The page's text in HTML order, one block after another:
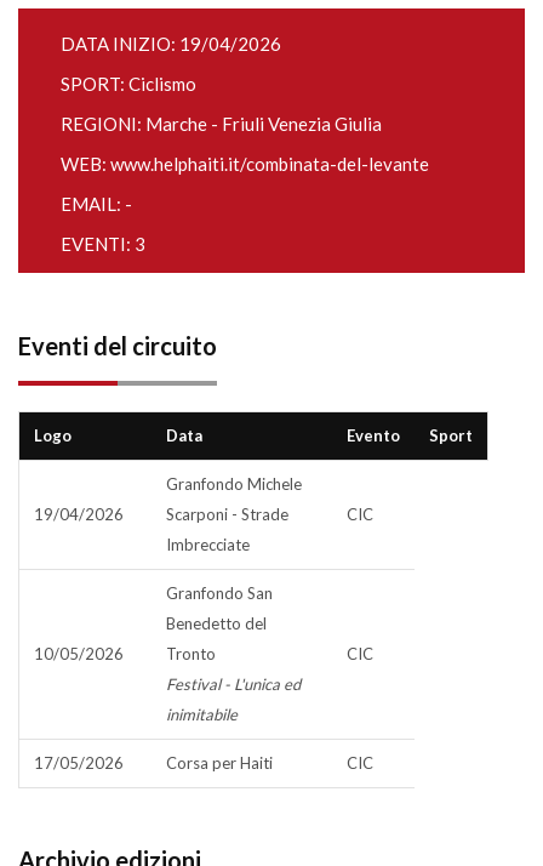
DATA INIZIO: 19/04/2026
SPORT: Ciclismo
REGIONI: Marche - Friuli Venezia Giulia
WEB: www.helphaiti.it/combinata-del-levante
EMAIL: -
EVENTI: 3
Eventi del circuito
Logo Data Evento Sport
19/04/2026
Granfondo Michele
Scarponi - Strade
Imbrecciate
CIC
10/05/2026
Granfondo San
Benedetto del
Tronto
Festival - L'unica ed
inimitabile
CIC
17/05/2026 Corsa per Haiti CIC
Archivio edizioni